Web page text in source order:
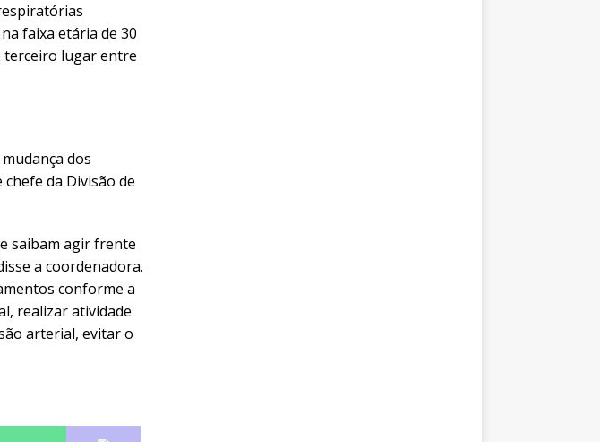
faixa etária de 30
terceiro lugar entre
dos
da Divisão de
saibam agir frente
a coordenadora.
conforme a
realizar atividade
arterial, evitar o